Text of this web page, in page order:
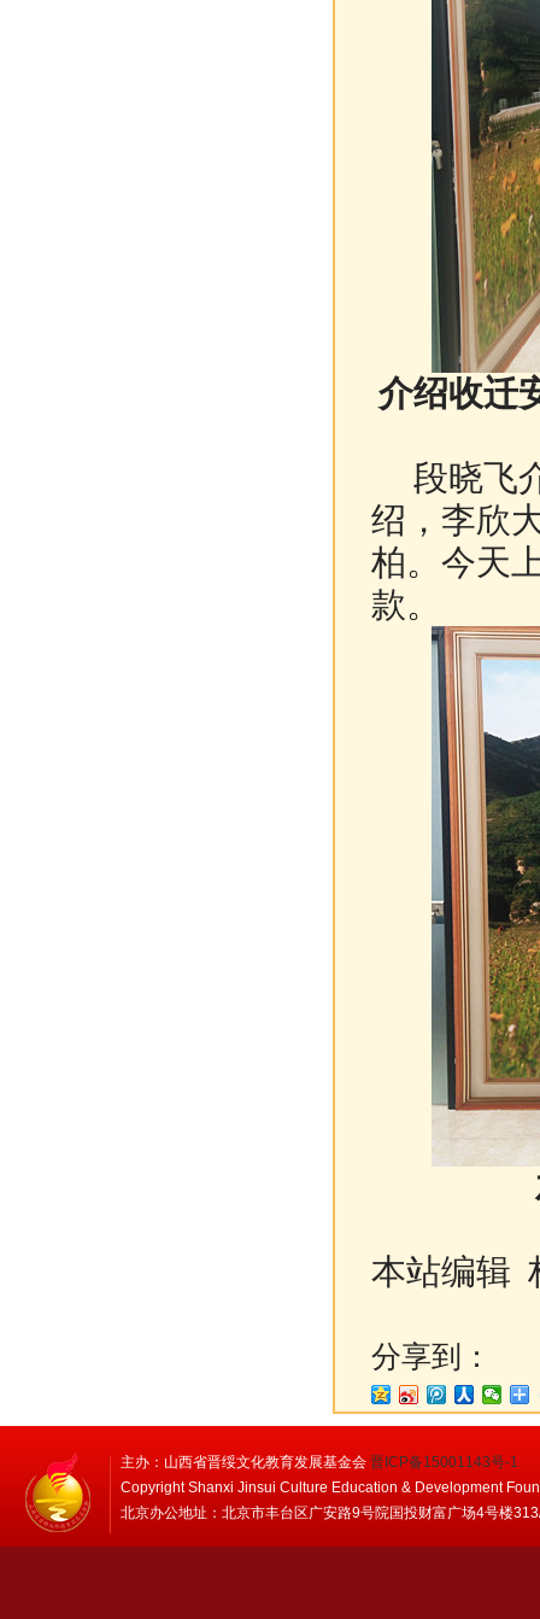
介绍收迁
段晓飞
绍， 李欣
柏。 今天
款。
本站编辑
分享到：
主办：山西省晋绥文化教育发展基金会 晋ICP备15001143号-1
Copyright Shanxi Jinsui Culture Education & Development
北京办公地址：北京市丰台区广安路9号院国投财富广场4号楼